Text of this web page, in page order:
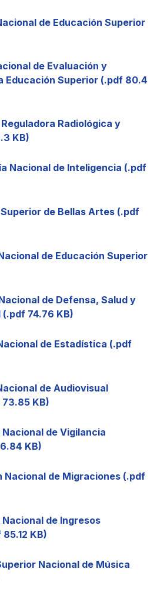
de Educación Superior
de Evaluación y
Educación Superior (.pdf 80.4
Radiológica y
KB)
Nacional de Inteligencia (.pdf
de Bellas Artes (.pdf
de Educación Superior
de Defensa, Salud y
74.76 KB)
de Estadística (.pdf
de Audiovisual
KB)
de Vigilancia
KB)
Nacional de Migraciones (.pdf
de Ingresos
KB)
Nacional de Música